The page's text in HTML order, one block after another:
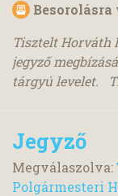
Besorolásra
Tisztelt Horváth
jegyző
tárgyú levelet.
Jegyző
Megválaszolva:
Polgármesteri